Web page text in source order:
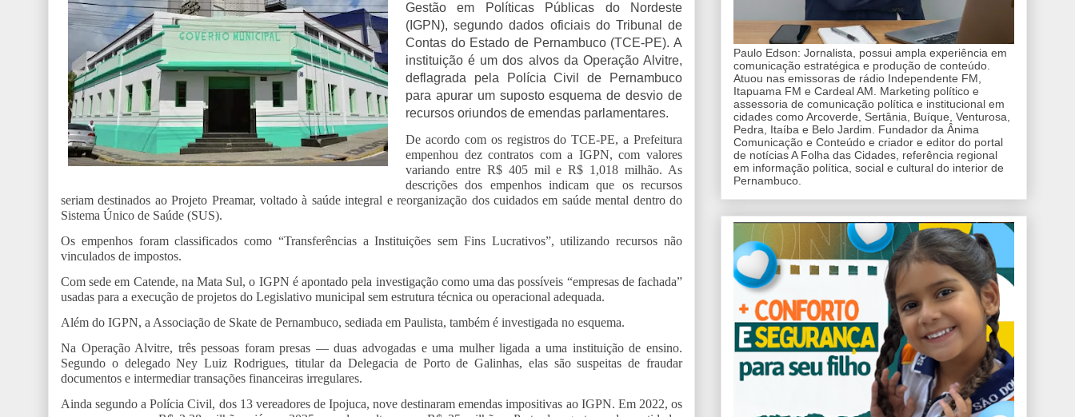
Gestão em Políticas Públicas do Nordeste
(IGPN), segundo dados oficiais do Tribunal de
Contas do Estado de Pernambuco (TCE-PE). A
instituição é um dos alvos da Operação Alvitre,
deflagrada pela Polícia Civil de Pernambuco
para apurar um suposto esquema de desvio de
recursos oriundos de emendas parlamentares.
De acordo com os registros do TCE-PE, a Prefeitura
empenhou dez contratos com a IGPN, com valores
variando entre R$ 405 mil e R$ 1,018 milhão. As
descrições dos empenhos indicam que os recursos
seriam destinados ao Projeto Preamar, voltado à saúde integral e reorganização dos cuidados em saúde mental dentro do
Sistema Único de Saúde (SUS).
Os empenhos foram classificados como “Transferências a Instituições sem Fins Lucrativos”, utilizando recursos não
vinculados de impostos.
Com sede em Catende, na Mata Sul, o IGPN é apontado pela investigação como uma das possíveis “empresas de fachada”
usadas para a execução de projetos do Legislativo municipal sem estrutura técnica ou operacional adequada.
Além do IGPN, a Associação de Skate de Pernambuco, sediada em Paulista, também é investigada no esquema.
Na Operação Alvitre, três pessoas foram presas — duas advogadas e uma mulher ligada a uma instituição de ensino.
Segundo o delegado Ney Luiz Rodrigues, titular da Delegacia de Porto de Galinhas, elas são suspeitas de fraudar
documentos e intermediar transações financeiras irregulares.
Ainda segundo a Polícia Civil, dos 13 vereadores de Ipojuca, nove destinaram emendas impositivas ao IGPN. Em 2022, os
Paulo Edson: Jornalista, possui ampla experiência em
comunicação estratégica e produção de conteúdo.
Atuou nas emissoras de rádio Independente FM,
Itapuama FM e Cardeal AM. Marketing político e
assessoria de comunicação política e institucional em
cidades como Arcoverde, Sertânia, Buíque, Venturosa,
Pedra, Itaíba e Belo Jardim. Fundador da Ânima
Comunicação e Conteúdo e criador e editor do portal
de notícias A Folha das Cidades, referência regional
em informação política, social e cultural do interior de
Pernambuco.